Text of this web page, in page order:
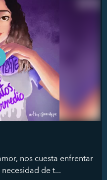
nos cuesta enfrentar
de t...